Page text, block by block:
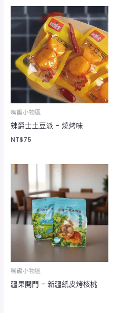
嘴饞小物區
辣爵士土豆派 – 燒烤味
NT$75
嘴饞小物區
疆果開門 – 新疆紙皮烤核桃